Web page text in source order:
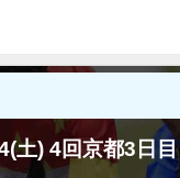
土) 4回京都3日目